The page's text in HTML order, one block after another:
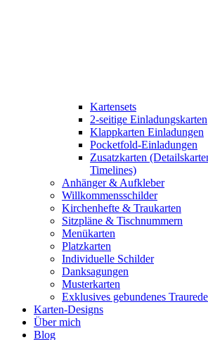
Kartensets
2-seitige Einladungskarten
Klappkarten Einladungen
Pocketfold-Einladungen
Zusatzkarten
Timelines)
Anhänger & Aufkleber
Willkommensschilder
Kirchenhefte & Traukarten
Sitzpläne & Tischnummern
Menükarten
Platzkarten
Individuelle Schilder
Danksagungen
Musterkarten
Exklusives gebundenes
Karten-Designs
Über mich
Blog